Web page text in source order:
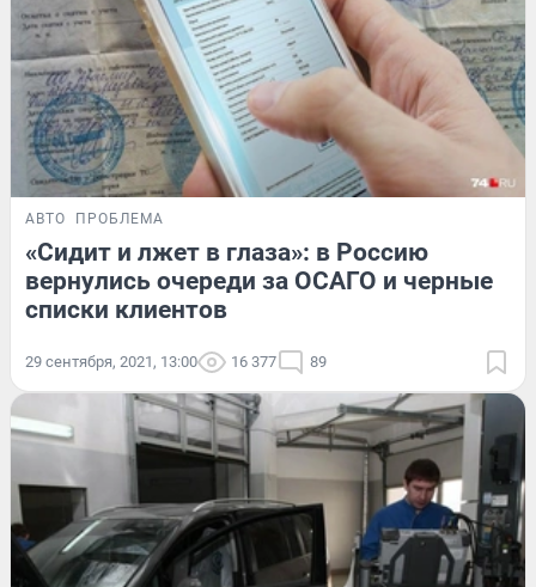
АВТО ПРОБЛЕМА
«Сидит и лжет в глаза»: в Россию
вернулись очереди за ОСАГО и черные
списки клиентов
29 сентября, 2021, 13:00 16 377 89